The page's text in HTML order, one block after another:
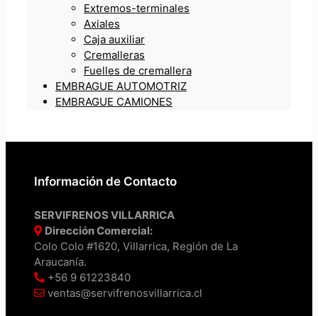
Extremos-terminales
Axiales
Caja auxiliar
Cremalleras
Fuelles de cremallera
EMBRAGUE AUTOMOTRIZ
EMBRAGUE CAMIONES
Información de Contacto
SERVIFRENOS VILLARRICA
Dirección Comercial:
Colo Colo #1620, Villarrica, Región de La
Araucanía.
+56 9 61223840
ventas@servifrenosvillarrica.cl